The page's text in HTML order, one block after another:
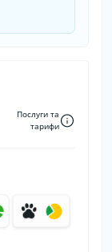
Послуги та
тарифи